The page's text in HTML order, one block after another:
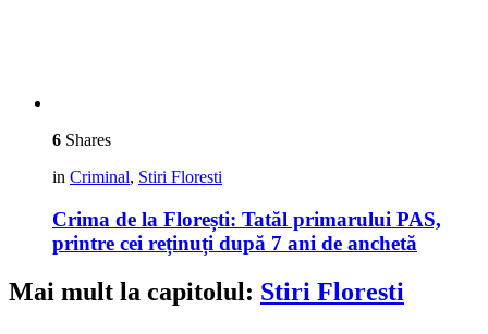
6 Shares
in Criminal, Stiri Floresti
Crima de la Florești: Tatăl primarului PAS,
printre cei reținuți după 7 ani de anchetă
Mai mult la capitolul: Stiri Floresti